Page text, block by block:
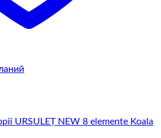
URSULEȚ NEW 8 elemente Koala